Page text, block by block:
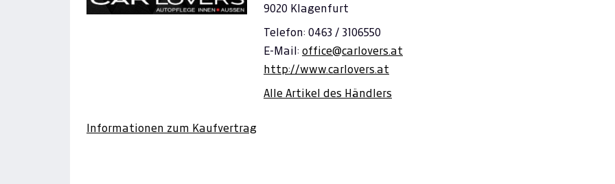
9020 Klagenfurt
Telefon: 0463 / 3106550
E-Mail: office@carlovers.at
http://www.carlovers.at
Alle Artikel des Händlers
Informationen zum Kaufvertrag